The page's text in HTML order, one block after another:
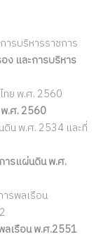
ารบริหารราชการ
ง และการบริหาร
ย พ.ศ. 2560
.ศ. 2560
น พ.ศ. 2534 และที่
ารแผ่นดิน พ.ศ.
รพลเรือน
เรือน พ.ศ.2551